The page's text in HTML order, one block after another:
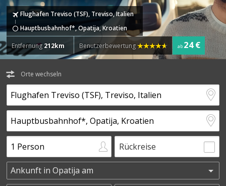
Flughafen Treviso (TSF), Treviso, Italien
Hauptbusbahnhof*, Opatija, Kroatien
Entfernung 212km Benutzerbewertung ab 24 €
Orte wechseln
Rückreise